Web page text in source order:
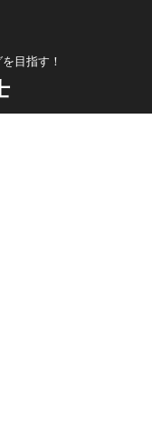
目指す！